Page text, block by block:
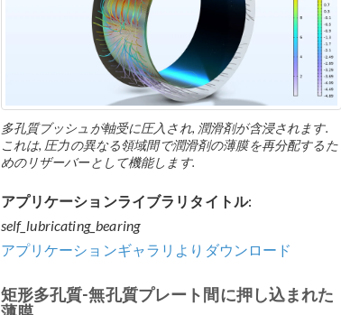
多孔質ブッシュが軸受に圧入され, 潤滑剤が含浸されます.
これは, 圧力の異なる領域間で潤滑剤の薄膜を再分配するた
めのリザーバーとして機能します.
アプリケーションライブラリタイトル:
self_lubricating_bearing
アプリケーションギャラリよりダウンロード
矩形多孔質-無孔質プレート間に押し込まれた